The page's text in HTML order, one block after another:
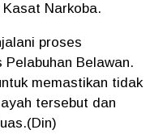
Narkoba.
proses
Belawan.
memastikan tidak
tersebut dan